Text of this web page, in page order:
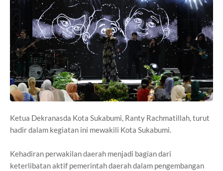
Ketua Dekranasda Kota Sukabumi, Ranty Rachmatillah, turut
hadir dalam kegiatan ini mewakili Kota Sukabumi.
Kehadiran perwakilan daerah menjadi bagian dari
keterlibatan aktif pemerintah daerah dalam pengembangan